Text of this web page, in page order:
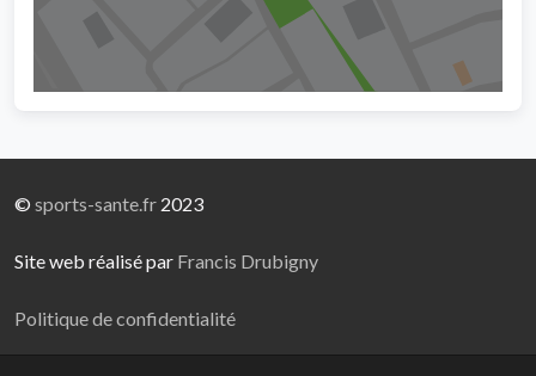
© sports-sante.fr 2023
Site web réalisé par Francis Drubigny
Politique de confidentialité